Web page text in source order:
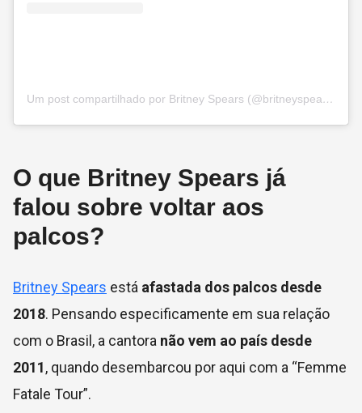
Um post compartilhado por Britney Spears (@britneyspears)
O que Britney Spears já
falou sobre voltar aos
palcos?
Britney Spears está afastada dos palcos desde
2018. Pensando especificamente em sua relação
com o Brasil, a cantora não vem ao país desde
2011, quando desembarcou por aqui com a “Femme
Fatale Tour”.